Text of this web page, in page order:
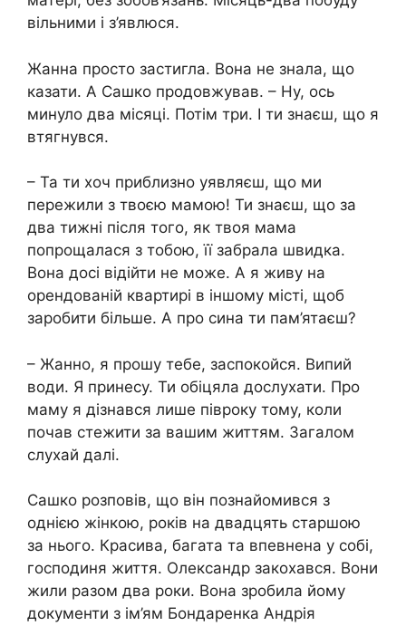
вільними і з’явлюся.
Жанна просто застигла. Вона не знала, що
казати. А Сашко продовжував. – Ну, ось
минуло два місяці. Потім три. І ти знаєш, що я
втягнувся.
– Та ти хоч приблизно уявляєш, що ми
пережили з твоєю мамою! Ти знаєш, що за
два тижні після того, як твоя мама
попрощалася з тобою, її забрала швидка.
Вона досі відійти не може. А я живу на
орендованій квартирі в іншому місті, щоб
заробити більше. А про сина ти пам’ятаєш?
– Жанно, я прошу тебе, заспокойся. Випий
води. Я принесу. Ти обіцяла дослухати. Про
маму я дізнався лише півроку тому, коли
почав стежити за вашим життям. Загалом
слухай далі.
Сашко розповів, що він познайомився з
однією жінкою, років на двадцять старшою
за нього. Красива, багата та впевнена у собі,
господиня життя. Олександр закохався. Вони
жили разом два роки. Вона зробила йому
документи з ім’ям Бондаренка Андрія